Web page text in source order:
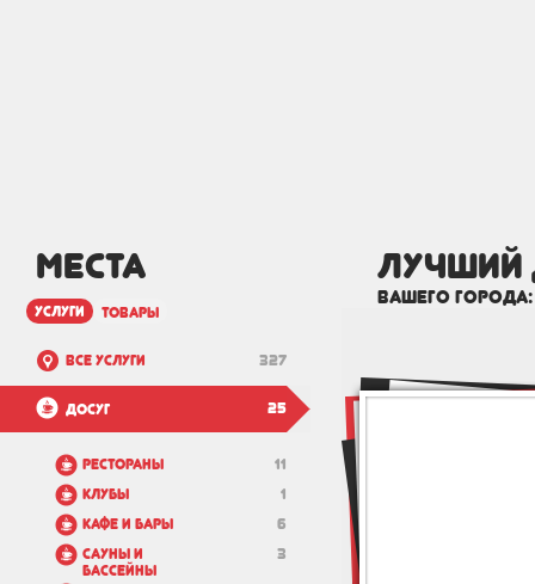
МЕСТА
услуги товары
327
Все услуги
25
Досуг
11
Рестораны
1
Клубы
6
Кафе и бары
3
Сауны и
бассейны
лучший
вашего